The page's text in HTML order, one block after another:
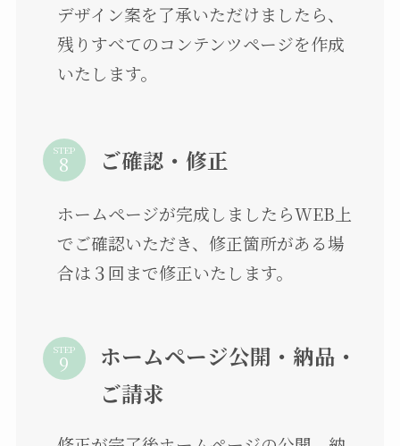
デザイン案を了承いただけましたら、
残りすべてのコンテンツページを作成
いたします。
STEP ご確認・修正
ホームページが完成しましたらWEB上
でご確認いただき、修正箇所がある場
合は３回まで修正いたします。
STEP
ホームページ公開・納品・
ご請求